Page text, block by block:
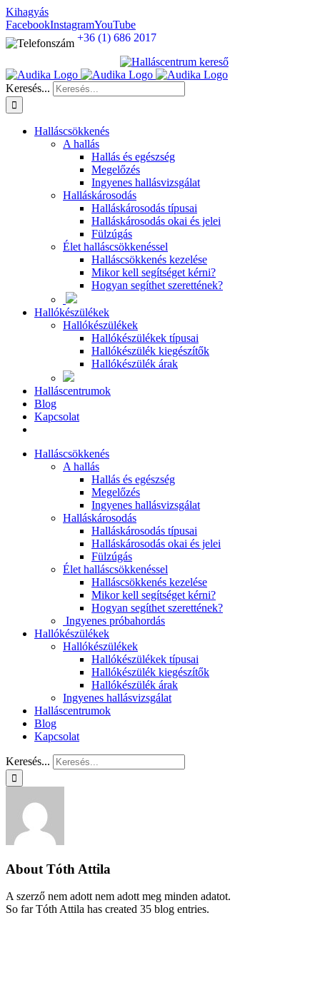
Kihagyás
FacebookInstagramYouTube
+36 (1) 686 2017
Keresés...
Halláscsökkenés
A hallás
Hallás és egészség
Megelőzés
Ingyenes hallásvizsgálat
Halláskárosodás
Halláskárosodás típusai
Halláskárosodás okai és jelei
Fülzúgás
Élet halláscsökkenéssel
Halláscsökkenés kezelése
Mikor kell segítséget kérni?
Hogyan segíthet szerettének?
Hallókészülékek
Hallókészülékek
Hallókészülékek típusai
Hallókészülék kiegészítők
Hallókészülék árak
Halláscentrumok
Blog
Kapcsolat
Halláscsökkenés
A hallás
Hallás és egészség
Megelőzés
Ingyenes hallásvizsgálat
Halláskárosodás
Halláskárosodás típusai
Halláskárosodás okai és jelei
Fülzúgás
Élet halláscsökkenéssel
Halláscsökkenés kezelése
Mikor kell segítséget kérni?
Hogyan segíthet szerettének?
Ingyenes próbahordás
Hallókészülékek
Hallókészülékek
Hallókészülékek típusai
Hallókészülék kiegészítők
Hallókészülék árak
Ingyenes hallásvizsgálat
Halláscentrumok
Blog
Kapcsolat
Keresés...
About Tóth Attila
A szerző nem adott nem adott meg minden adatot.
So far Tóth Attila has created 35 blog entries.